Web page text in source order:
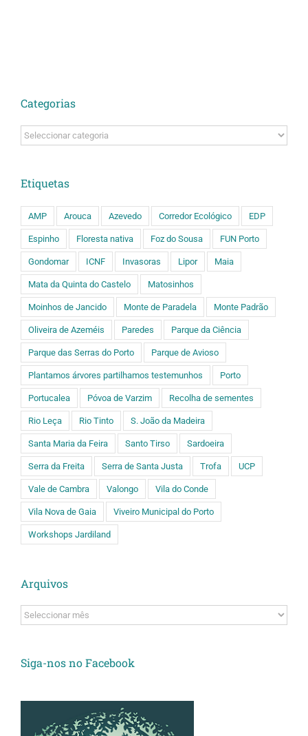
Categorias
Categorias
Etiquetas
AMP Arouca Azevedo Corredor Ecológico EDP
Espinho Floresta nativa Foz do Sousa FUN Porto
Gondomar ICNF Invasoras Lipor Maia
Mata da Quinta do Castelo Matosinhos
Moinhos de Jancido Monte de Paradela Monte Padrão
Oliveira de Azeméis Paredes Parque da Ciência
Parque das Serras do Porto Parque de Avioso
Plantamos árvores partilhamos testemunhos Porto
Portucalea Póvoa de Varzim Recolha de sementes
Rio Leça Rio Tinto S. João da Madeira
Santa Maria da Feira Santo Tirso Sardoeira
Serra da Freita Serra de Santa Justa Trofa UCP
Vale de Cambra Valongo Vila do Conde
Vila Nova de Gaia Viveiro Municipal do Porto
Workshops Jardiland
Arquivos
Arquivos
Siga-nos no Facebook